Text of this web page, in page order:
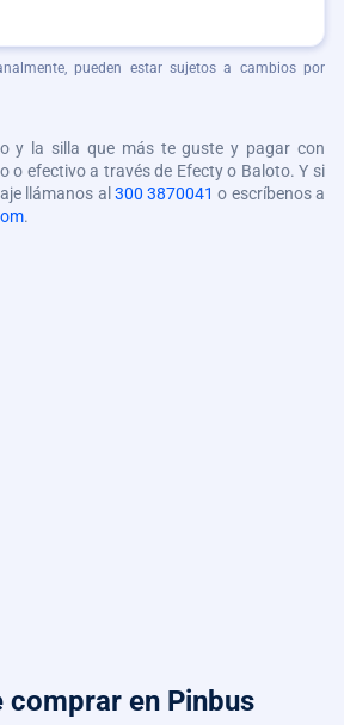
pueden estar sujetos a cambios por
y la silla que más te guste y pagar con
o efectivo a través de Efecty o Baloto. Y si
llámanos al 300 3870041 o escríbenos a
.
comprar en Pinbus